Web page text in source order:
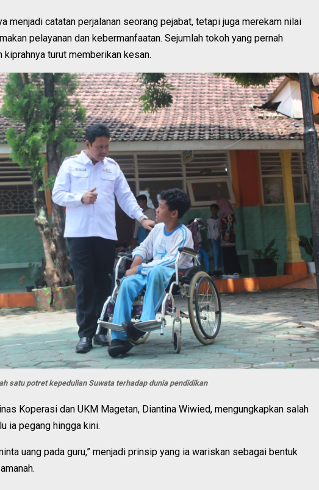
menjadi catatan perjalanan seorang pejabat, tetapi juga merekam nilai
pelayanan dan kebermanfaatan. Sejumlah tokoh yang pernah
turut memberikan kesan.
satu potret kepedulian Suwata terhadap dunia pendidikan
Koperasi dan UKM Magetan, Diantina Wiwied, mengungkapkan salah
ia pegang hingga kini.
uang pada guru,” menjadi prinsip yang ia wariskan sebagai bentuk